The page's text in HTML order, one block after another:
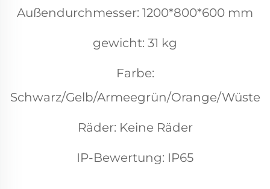
Außendurchmesser: 1200*800*600 mm
gewicht: 31 kg
Farbe:
Schwarz/Gelb/Armeegrün/Orange/Wüste
Räder: Keine Räder
IP-Bewertung: IP65